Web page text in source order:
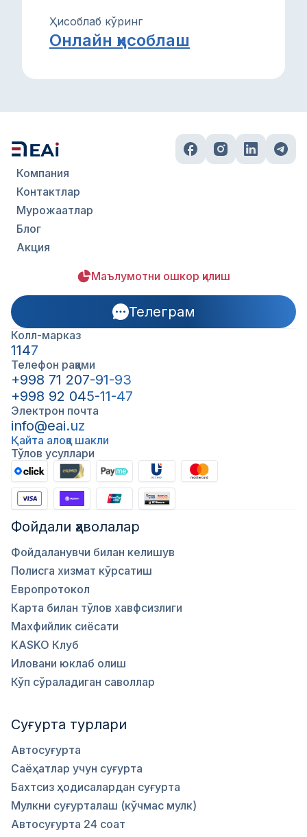
Ҳисоблаб кўринг
Онлайн ҳисоблаш
Компания
Контактлар
Мурожаатлар
Блог
Акция
Маълумотни ошкор қилиш
Телеграм
Колл-марказ
1147
Телефон рақами
+998 71 207-91-93
+998 92 045-11-47
Электрон почта
info@eai.uz
Қайта алоқа шакли
Тўлов усуллари
Фойдали ҳаволалар
Фойдаланувчи билан келишув
Полисга хизмат кўрсатиш
Европротокол
Карта билан тўлов хавфсизлиги
Махфийлик сиёсати
KASKO Клуб
Иловани юклаб олиш
Кўп сўраладиган саволлар
Суғурта турлари
Автосуғурта
Саёҳатлар учун суғурта
Бахтсиз ҳодисалардан суғурта
Мулкни суғурталаш (кўчмас мулк)
Автосуғурта 24 соат